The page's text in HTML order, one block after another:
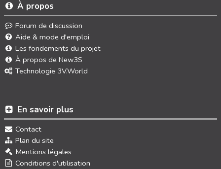
En savoir plus
Contact
Plan du site
Mentions légales
Conditions d'utilisation
À propos
Forum de discussion
Aide & mode d'emploi
Les fondements du projet
À propos de New3S
Technologie 3V.World